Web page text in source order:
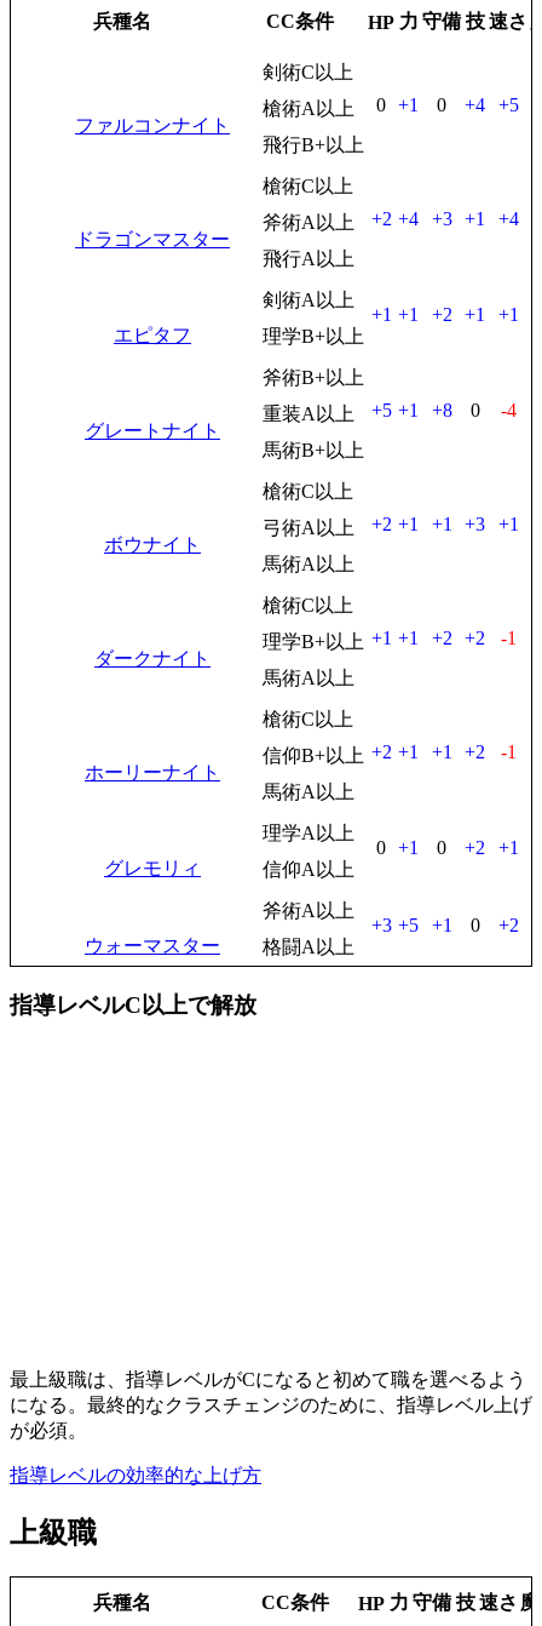
兵種名 CC条件 HP 力 守備 技 速さ
ファルコンナイト
剣術C以上
槍術A以上
飛行B+以上
0 +1 0 +4 +5
ドラゴンマスター
槍術C以上
斧術A以上
飛行A以上
+2 +4 +3 +1 +4
エピタフ
剣術A以上
理学B+以上
+1 +1 +2 +1 +1
グレートナイト
斧術B+以上
重装A以上
馬術B+以上
+5 +1 +8 0 -4
ボウナイト
槍術C以上
弓術A以上
馬術A以上
+2 +1 +1 +3 +1
ダークナイト
槍術C以上
理学B+以上
馬術A以上
+1 +1 +2 +2 -1
ホーリーナイト
槍術C以上
信仰B+以上
馬術A以上
+2 +1 +1 +2 -1
グレモリィ
理学A以上
信仰A以上
0 +1 0 +2 +1
ウォーマスター
斧術A以上
格闘A以上
+3 +5 +1 0 +2
指導レベルC以上で解放
最上級職は、指導レベルがCになると初めて職を選べるよう
になる。最終的なクラスチェンジのために、指導レベル上げ
が必須。
指導レベルの効率的な上げ方
上級職
兵種名 CC条件 HP 力 守備 技 速さ